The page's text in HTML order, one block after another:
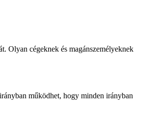
Olyan cégeknek és magánszemélyeknek
működhet, hogy minden irányban